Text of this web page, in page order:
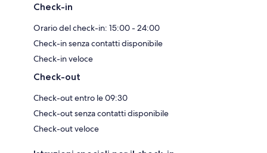
Check-in
Orario del check-in: 15:00 - 24:00
Check-in senza contatti disponibile
Check-in veloce
Check-out
Check-out entro le 09:30
Check-out senza contatti disponibile
Check-out veloce